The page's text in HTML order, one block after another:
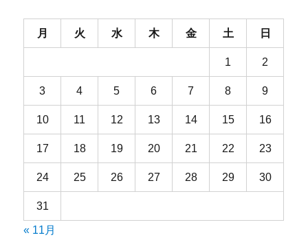
月 火 水 木 金 土 日
1 2
3 4 5 6 7 8 9
10 11 12 13 14 15 16
17 18 19 20 21 22 23
24 25 26 27 28 29 30
31
« 11月